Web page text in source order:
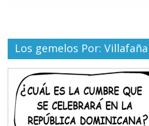
Los gemelos Por: Villafaña